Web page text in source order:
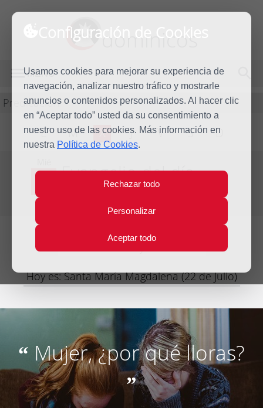
Configuración de Cookies
Usamos cookies para mejorar su experiencia de
navegación, analizar nuestro tráfico y mostrarle
anuncios o contenidos personalizados. Al hacer clic
en “Aceptar todo” usted da su consentimiento a
nuestro uso de las cookies. Más información en
nuestra Política de Cookies.
Rechazar todo
Personalizar
Aceptar todo
dominicos
MENÚ
Predicación
L M X J V S D
22
2020
Evangelio del día
Decimosexta Semana del Tiempo Ordinario
Lecturas del día y comentario
Hoy es: Santa María Magdalena (22 de Julio)
“ Mujer, ¿por qué lloras?
”